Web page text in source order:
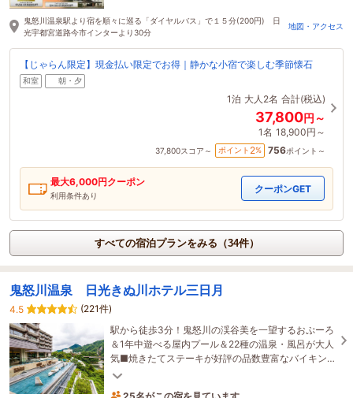
鬼怒川温泉駅より宿を順々に巡る「ダイヤルバス」で１５分(200円) 日
光宇都宮道路今市インターより30分
地図・アクセス
【じゃらん限定】現金払い限定でお得｜静かな小宿で楽しむ季節懐石
和室 朝・夕
1泊 大人2名 合計(税込)
37,800円～
1名 18,900円～
37,800スコア～ ポイント 2% 756ポイント～
最大6,000円クーポン
利用条件あり
クーポンGET
すべての宿泊プランをみる（34件）
鬼怒川温泉 日光きぬ川ホテル三日月
4.5
(221件)
駅から徒歩3分！鬼怒川の渓谷美を一望するおぷーろ
＆1年中遊べる屋内プール＆22種の温泉・風呂が大人
気■焼きたてステーキが好評の品数豊富なバイキン
グ■日光で唯一の東照宮分霊社や踊る噴水など見所